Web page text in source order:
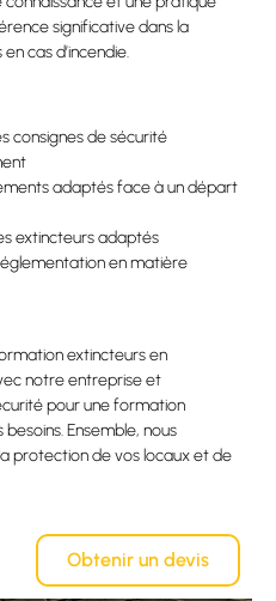
significative dans la
cas d’incendie.
consignes de sécurité
adaptés face à un départ
extincteurs adaptés
en matière
extincteurs en
notre entreprise et
pour une formation
Ensemble, nous
protection de vos locaux et de
Obtenir un devis